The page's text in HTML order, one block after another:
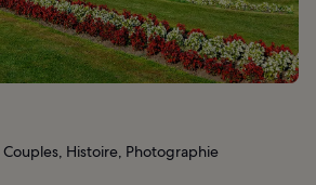
Couples, Histoire, Photographie